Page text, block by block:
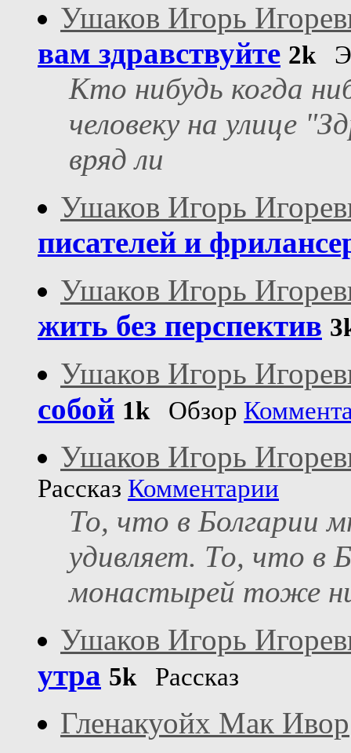
Ушаков Игорь
вам здравствуйте 2k
Кто нибудь когда
человеку на улице
вряд ли
Ушаков Игорь
писателей и
Ушаков Игорь
жить без перспектив
Ушаков Игорь
собой 1kОбзор
Ушаков Игорь
Рассказ Комментарии
То, что в Болгарии
удивляет. То, что в
монастырей тоже
Ушаков Игорь
утра 5kРассказ
Гленакуойх Мак Ивор